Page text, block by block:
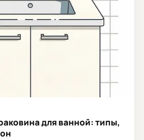
для ванной: типы,